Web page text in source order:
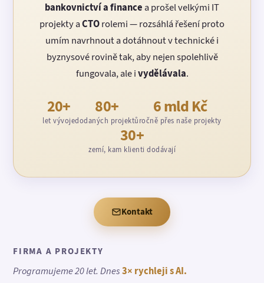
bankovnictví a finance a prošel velkými IT
projekty aCTOrolemi — rozsáhlá řešení proto
umím navrhnout a dotáhnout v technické i
byznysové rovině tak, aby nejen spolehlivě
fungovala, ale ivydělávala.
20+
let vývoje
80+
dodaných projektů
6 mld Kč
ročně přes naše projekty
30+
zemí, kam klienti dodávají
Kontakt
FIRMA A PROJEKTY
Programujeme 20 let. Dnes3× rychleji s AI.